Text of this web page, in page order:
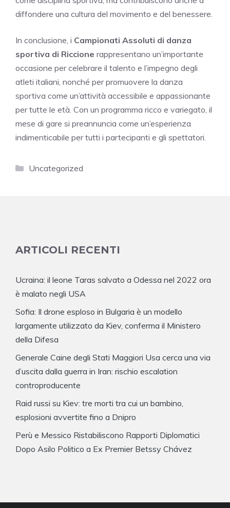
diffondere una cultura del movimento e del benessere.
In conclusione, i Campionati Assoluti di danza
sportiva di Riccione rappresentano un’importante
occasione per celebrare il talento e l’impegno degli
atleti italiani, nonché per promuovere la danza
sportiva come un’attività accessibile e appassionante
per tutte le età. Con un programma ricco e variegato, il
mese di gare si preannuncia come un’esperienza
indimenticabile per tutti i partecipanti e gli spettatori.
Categorie
Uncategorized
ARTICOLI RECENTI
Ucraina: il leone Taras salvato a Odessa nel 2022 ora
è malato negli USA
Sofia: Il drone esploso in Bulgaria è un modello
largamente utilizzato da Kiev, conferma il Ministero
della Difesa
Generale Caine degli Stati Maggiori Usa cerca una via
d’uscita dalla guerra in Iran: rischio escalation
controproducente
Raid russi su Kiev: tre morti tra cui un bambino,
esplosioni avvertite fino a Dnipro
Perù e Messico Ristabiliscono Rapporti Diplomatici
Dopo Asilo Politico a Ex Premier Betssy Chávez